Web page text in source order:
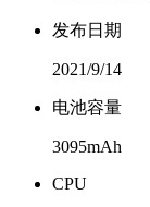
发布日期
2021/9/14
电池容量
3095mAh
CPU